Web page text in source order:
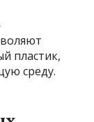
пластик,
среду.